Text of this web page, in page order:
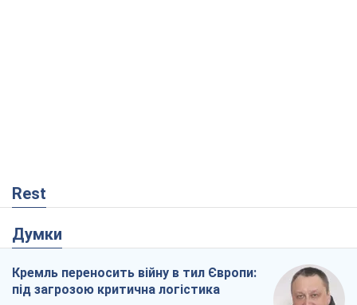
Rest
Думки
Кремль переносить війну в тил Європи:
під загрозою критична логістика